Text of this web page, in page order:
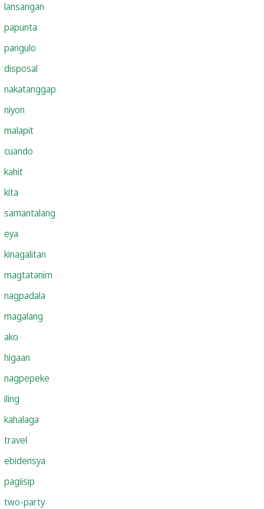
lansangan
papunta
pangulo
disposal
nakatanggap
niyon
malapit
cuando
kahit
kita
samantalang
eya
kinagalitan
magtatanim
nagpadala
magalang
ako
higaan
nagpepeke
iling
kahalaga
travel
ebidensya
pagiisip
two-party